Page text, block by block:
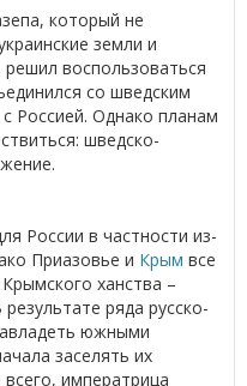
который не
земли и
решил воспользоваться
со шведским
Россией. Однако планам
шведско-
России в частности из-
Приазовье и Крым все
ханства –
ряда русско-
южными
заселять их
императрица